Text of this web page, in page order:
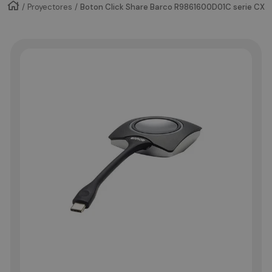
Proyectores Boton Click Share Barco R9861600D01C serie CX